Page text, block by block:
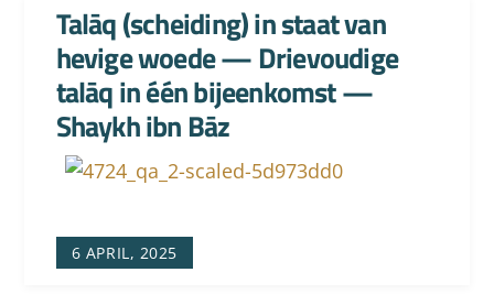
6 APRIL, 2025
Talāq (scheiding) in staat van
hevige woede — Drievoudige
talāq in één bijeenkomst —
Shaykh ibn Bāz